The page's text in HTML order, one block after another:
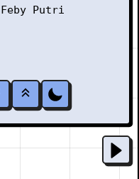
Feby Putri